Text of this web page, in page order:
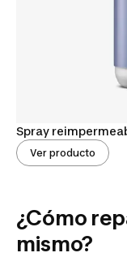
Spray
Ver producto
¿Cómo
mismo?